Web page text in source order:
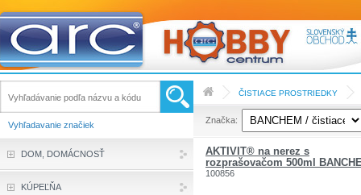
ČISTIACE PROSTRIEDKY
Značka:
AKTIVIT® na nerez s
rozprašovačom 500ml
100856
Vyhľadavanie značiek
DOM, DOMÁCNOSŤ
KÚPEĽŇA